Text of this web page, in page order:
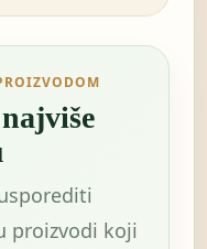
proizvodi koji